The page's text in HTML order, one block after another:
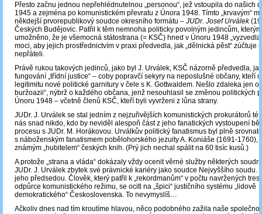
Přesto začnu jednou nepřehlédnutelnou „personou“, jež vstoupila do našich
1945 a zejména po komunistickém převratu z Února 1948. Tímto „krvavým“
někdejší prvorepublikový soudce okresního formátu ‒ JUDr. Josef Urválek
Českých Budějovic. Patřil k těm nemnoha politicky povolným jedincům,
umožněno, že je všemocná státostrana (= KSČ) hned v Únoru 1948
moci, aby jejich prostřednictvím v praxi předvedla, jak „dělnická pěst“ zúčtuje
nepřáteli.
Právě rukou takových jedinců, jako byl J. Urválek, KSČ názorně předvedla,
fungování „třídní justice“ – coby popravčí sekyry na neposlušné občany, kteří
legitimitu nové politické garnitury v čele s K. Gottwaldem. Nešlo zdaleka jen o
buržoazii“, nýbrž o každého občana, jenž nesouhlasil se změnou politických
Únoru 1948 – včetně členů KSČ, kteří byli vyvrženi z lůna strany.
JUDr. J. Urválek se stal jedním z nejzuřivějších komunistických prokurátorů té
nás snad nikdo, kdo by neviděl alespoň část z jeho fanatických vystoupení
procesu s JUDr. M. Horákovou. Urválkův politický fanatismus byl plně
s náboženským fanatismem pobělohorského jezuity A. Koniáše (1691-1760),
známým „hubitelem“ českých knih. (Prý jich nechal spálit na 60 tisíc kusů.)
A protože „strana a vláda“ dokázaly vždy ocenit věrné služby některých
JUDr. J. Urválek zbytek své právnické kariéry jako soudce Nejvyššího soudu.
jeho předsedou. Člověk, který patřil k „rekordmanům“ v počtu navržených
odpůrce komunistického režimu, se ocitl na „špici“ justičního systému „lidově
demokratického“ Československa. To nevymyslíš…
Ačkoliv dnes nad tím kroutíme hlavou, něco podobného zažila naše